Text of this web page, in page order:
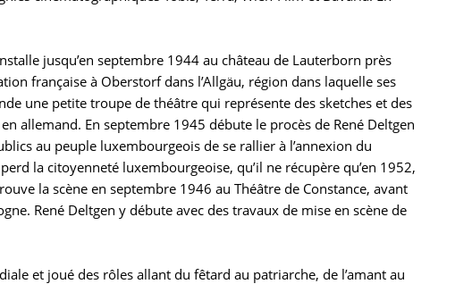
jusqu’en septembre 1944 au château de Lauterborn près
française à Oberstorf dans l’Allgäu, région dans laquelle ses
une petite troupe de théâtre qui représente des sketches et des
allemand. En septembre 1945 débute le procès de René Deltgen
au peuple luxembourgeois de se rallier à l’annexion du
la citoyenneté luxembourgeoise, qu’il ne récupère qu’en 1952,
la scène en septembre 1946 au Théâtre de Constance, avant
René Deltgen y débute avec des travaux de mise en scène de
et joué des rôles allant du fêtard au patriarche, de l’amant au